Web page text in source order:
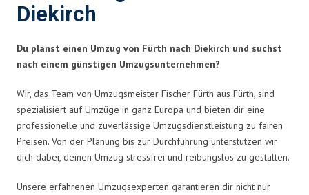
Diekirch
Du planst einen Umzug von Fürth nach Diekirch und suchst
nach einem günstigen Umzugsunternehmen?
Wir, das Team von Umzugsmeister Fischer Fürth aus Fürth, sind
spezialisiert auf Umzüge in ganz Europa und bieten dir eine
professionelle und zuverlässige Umzugsdienstleistung zu fairen
Preisen. Von der Planung bis zur Durchführung unterstützen wir
dich dabei, deinen Umzug stressfrei und reibungslos zu gestalten.
Unsere erfahrenen Umzugsexperten garantieren dir nicht nur